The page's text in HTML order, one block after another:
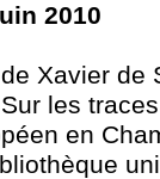
2010
Xavier de
les
en